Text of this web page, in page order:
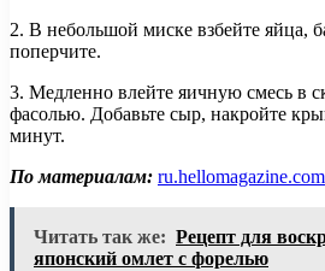
2. В небольшой миске взбейте яйца,
поперчите.
3. Медленно влейте яичную смесь в
фасолью. Добавьте сыр, накройте
минут.
По материалам: ru.hellomagazine.com
Читать так же: Рецепт для
японский омлет с форелью